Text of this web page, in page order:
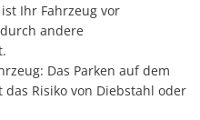
Ihr Fahrzeug vor
andere
Das Parken auf dem
Risiko von Diebstahl oder